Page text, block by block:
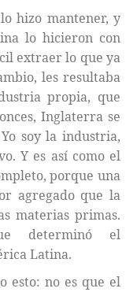
hizo mantener, y
lo hicieron con
extraer lo que ya
les resultaba
propia, que
Inglaterra se
soy la industria,
Y es así como el
porque una
agregado que la
materias primas.
determinó el
Latina.
esto: no es que el